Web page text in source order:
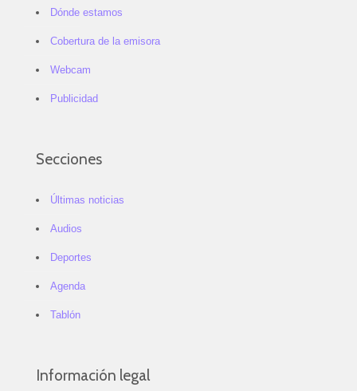
Dónde estamos
Cobertura de la emisora
Webcam
Publicidad
Secciones
Últimas noticias
Audios
Deportes
Agenda
Tablón
Información legal